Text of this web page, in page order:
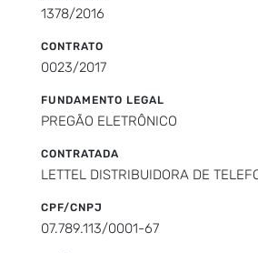
1378/2016
CONTRATO
0023/2017
FUNDAMENTO LEGAL
PREGÃO ELETRÔNICO
CONTRATADA
LETTEL DISTRIBUIDORA DE
CPF/CNPJ
07.789.113/0001-67